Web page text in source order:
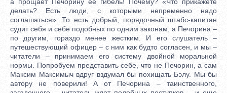
делать? Есть люди, с которыми непременно надо
соглашаться». То есть добрый, порядочный штабс-капитан
судит себя и себе подобных по одним законам, а Печорина –
по другим, гораздо менее жестким. И его слушатель –
путешествующий офицер – с ним как будто согласен, и мы –
читатели – принимаем его систему двойной моральной
нормы. Попробуем представить себе, что не Печорин, а сам
Максим Максимыч вдруг вздумал бы похищать Бэлу. Мы бы
автору не поверили! А от Печорина – таинственного,